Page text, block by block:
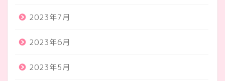
2023年7月
2023年6月
2023年5月